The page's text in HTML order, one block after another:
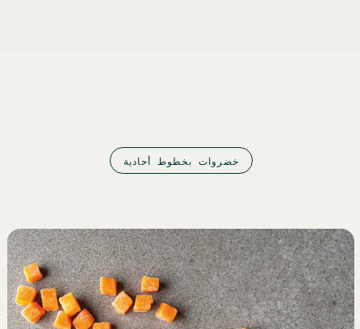
خضروات بخطوط أحادية